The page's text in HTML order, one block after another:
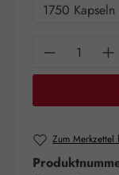
1750 Kapseln
Produkt
Zum Merkzettel